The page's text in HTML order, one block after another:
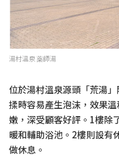
湯村溫泉 薬師湯
位於湯村溫泉源頭「荒湯
揉時容易產生泡沫，效果
嫩，深受顧客好評。1樓除
暖和輔助浴池。2樓則設有
做休息。